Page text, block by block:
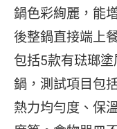
鍋色彩絢麗，能
後整鍋直接端上
包括5款有琺瑯
鍋，測試項目包
熱力均勻度、保